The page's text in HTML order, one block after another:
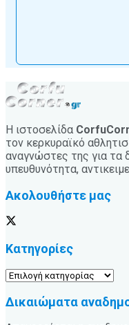
Η ιστοσελίδα
τον κερκυραϊκό
αναγνώστες της για τα
υπευθυνότητα,
Ακολουθήστε μας
Κατηγορίες
Κατηγορίες
Δικαιώματα